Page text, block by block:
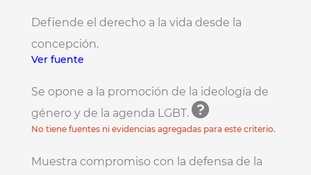
Defiende el derecho a la vida desde la
concepción.
Ver fuente
Se opone a la promoción de la ideología de
género y de la agenda LGBT.
No tiene fuentes ni evidencias agregadas para este criterio.
Muestra compromiso con la defensa de la